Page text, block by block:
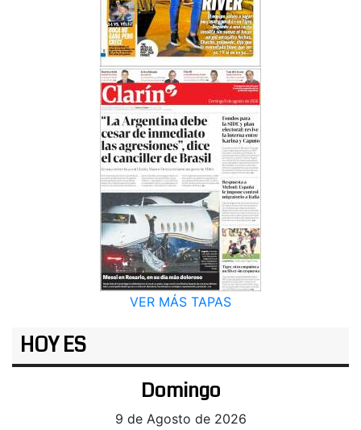
VER MÁS TAPAS
HOY ES
Domingo
9 de Agosto de 2026